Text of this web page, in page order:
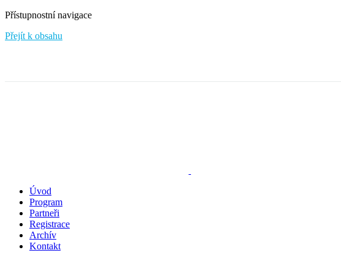
Přístupnostní navigace
Přejít k obsahu
Úvod
Program
Partneři
Registrace
Archív
Kontakt